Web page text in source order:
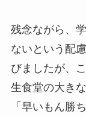
残念ながら、
ないという配
びましたが、
生食堂の大き
「早いもん勝